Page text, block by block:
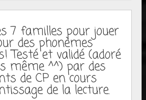
7 familles pour jouer
des phonèmes
Testé et validé (adoré
même ^^) par des
de CP en cours
de la lecture.